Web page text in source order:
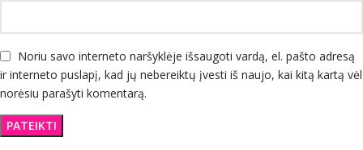
Noriu savo interneto naršyklėje išsaugoti vardą, el. pašto adresą
ir interneto puslapį, kad jų nebereiktų įvesti iš naujo, kai kitą kartą vėl
norėsiu parašyti komentarą.